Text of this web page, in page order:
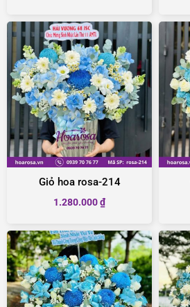
Giỏ hoa rosa-214
1.280.000₫